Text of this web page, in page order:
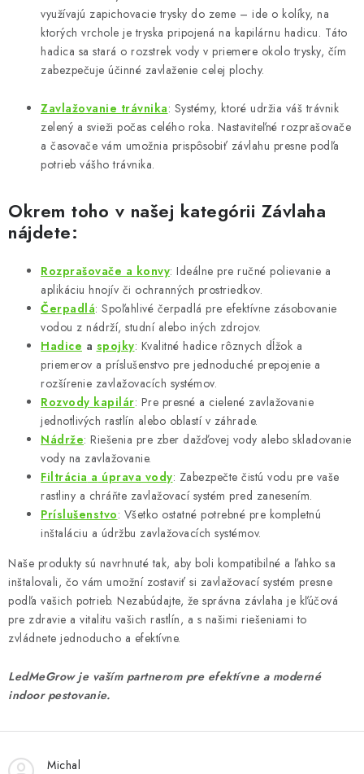
využívajú zapichovacie trysky do zeme – ide o kolíky, na
ktorých vrchole je tryska pripojená na kapilárnu hadicu. Táto
hadica sa stará o rozstrek vody v priemere okolo trysky, čím
zabezpečuje účinné zavlaženie celej plochy.
Zavlažovanie trávnika: Systémy, ktoré udržia váš trávnik
zelený a svieži počas celého roka. Nastaviteľné rozprašovače
a časovače vám umožnia prispôsobiť závlahu presne podľa
potrieb vášho trávnika.
Okrem toho v našej kategórii Závlaha
nájdete:
Rozprašovače a konvy: Ideálne pre ručné polievanie a
aplikáciu hnojív či ochranných prostriedkov.
Čerpadlá: Spoľahlivé čerpadlá pre efektívne zásobovanie
vodou z nádrží, studní alebo iných zdrojov.
Hadice a spojky: Kvalitné hadice rôznych dĺžok a
priemerov a príslušenstvo pre jednoduché prepojenie a
rozšírenie zavlažovacích systémov.
Rozvody kapilár: Pre presné a cielené zavlažovanie
jednotlivých rastlín alebo oblastí v záhrade.
Nádrže: Riešenia pre zber dažďovej vody alebo skladovanie
vody na zavlažovanie.
Filtrácia a úprava vody: Zabezpečte čistú vodu pre vaše
rastliny a chráňte zavlažovací systém pred zanesením.
Príslušenstvo: Všetko ostatné potrebné pre kompletnú
inštaláciu a údržbu zavlažovacích systémov.
Naše produkty sú navrhnuté tak, aby boli kompatibilné a ľahko sa
inštalovali, čo vám umožní zostaviť si zavlažovací systém presne
podľa vašich potrieb. Nezabúdajte, že správna závlaha je kľúčová
pre zdravie a vitalitu vašich rastlín, a s našimi riešeniami to
zvládnete jednoducho a efektívne.
LedMeGrow je vaším partnerom pre efektívne a moderné
indoor pestovanie.
Michal